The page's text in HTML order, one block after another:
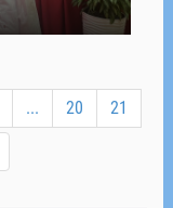
... 20 21